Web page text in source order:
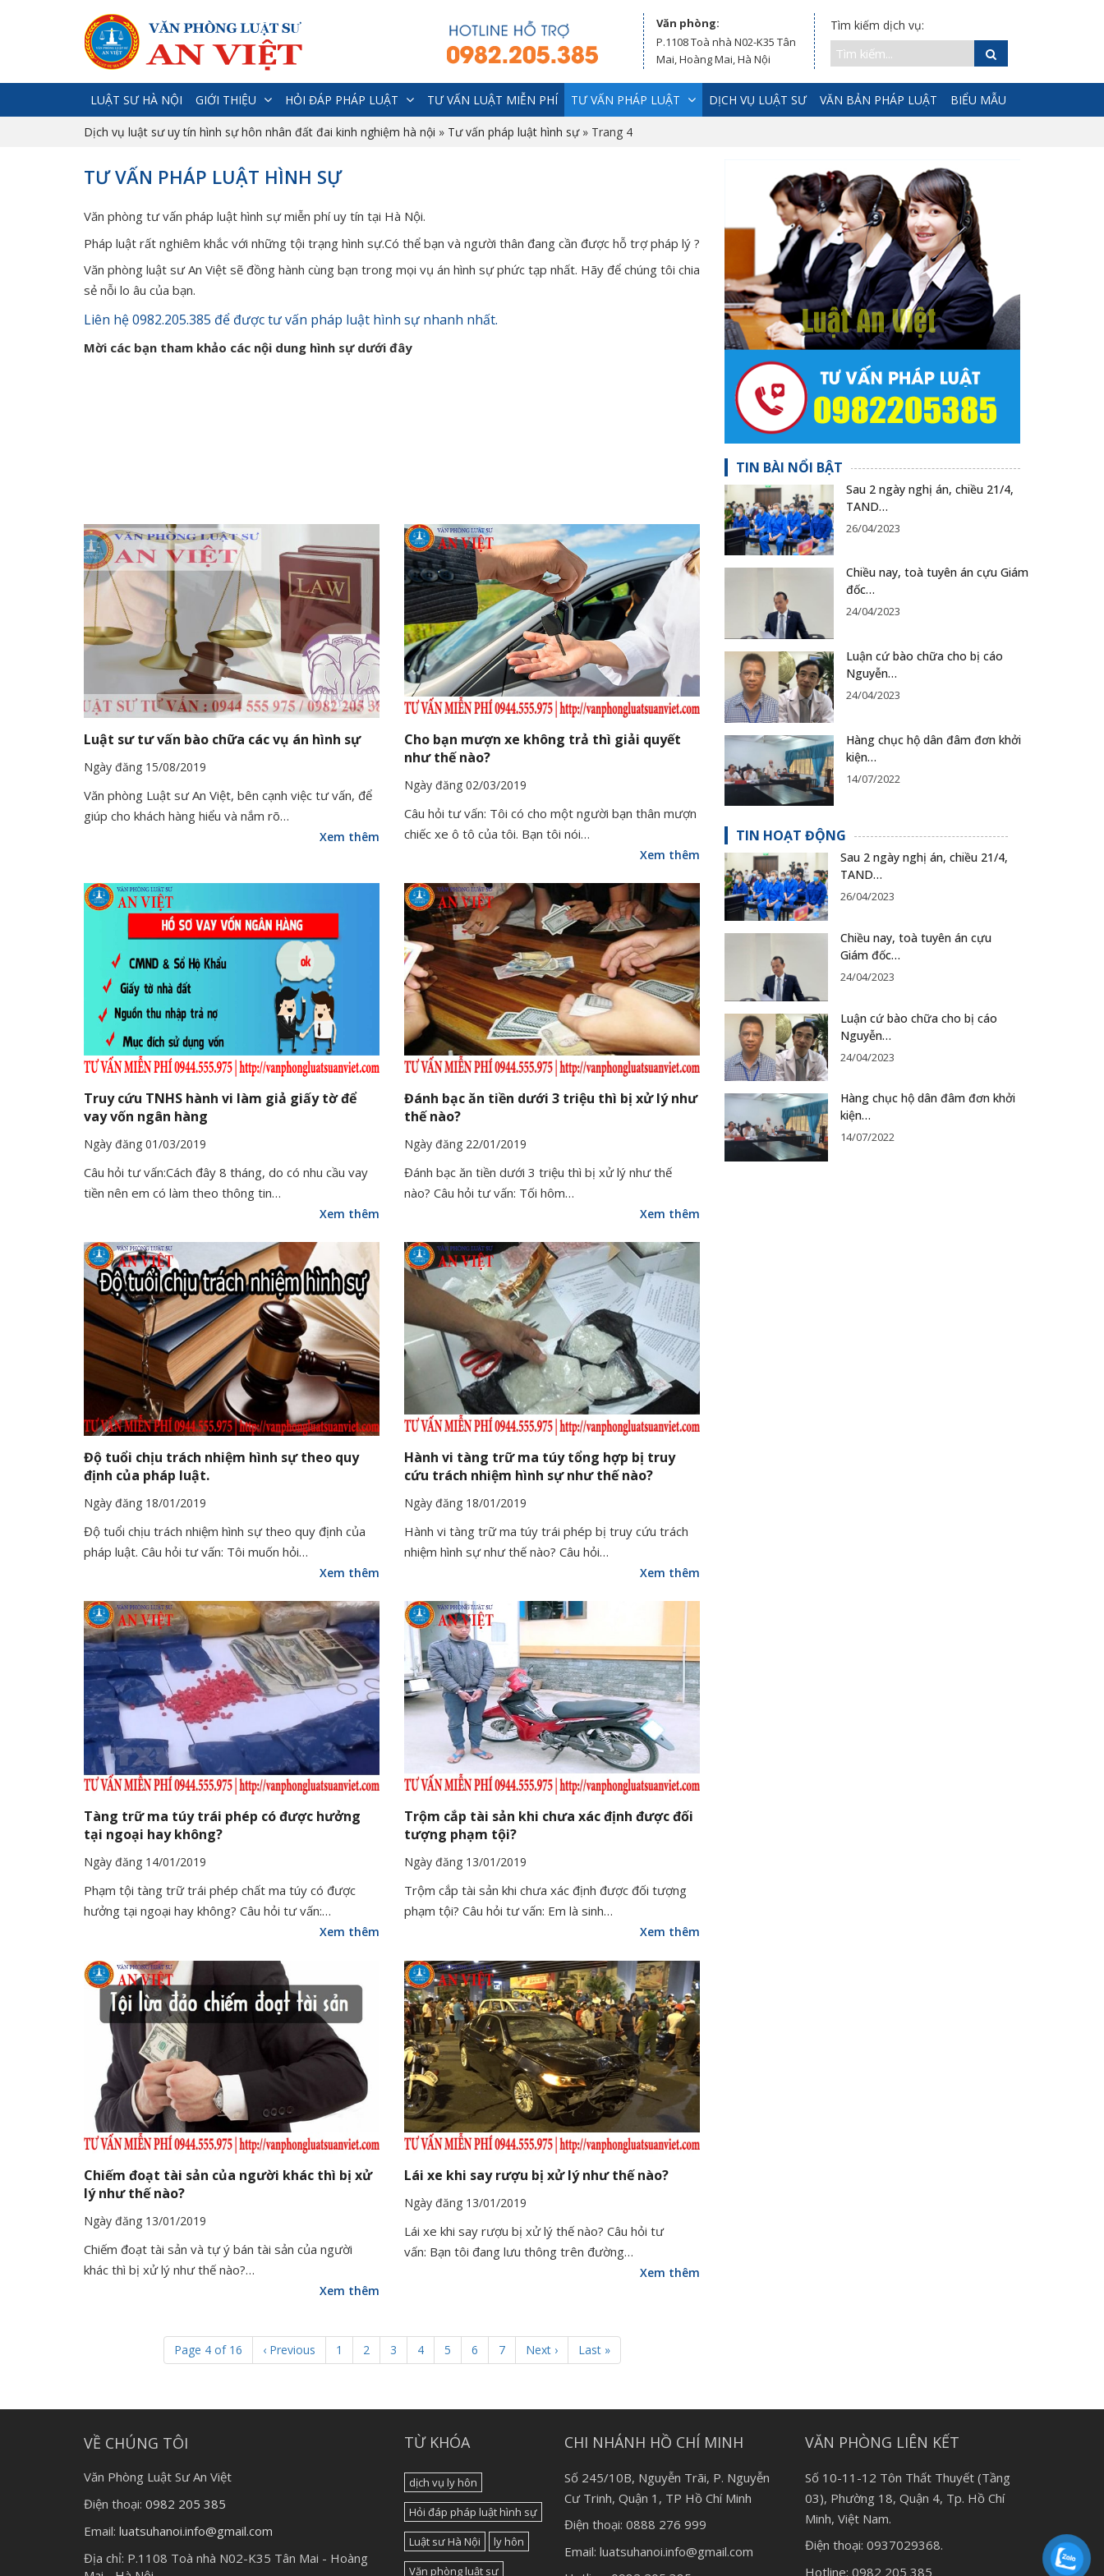
Văn phòng:
P.1108 Toà nhà N02-K35 Tân
Mai, Hoàng Mai, Hà Nội
Tìm kiếm dịch vụ:
LUẬT SƯ HÀ NỘI GIỚI THIỆU HỎI ĐÁP PHÁP LUẬT TƯ VẤN LUẬT MIỄN PHÍ TƯ VẤN PHÁP LUẬT DỊCH VỤ LUẬT SƯ VĂN BẢN PHÁP LUẬT BIỂU MẪU
Dịch vụ luật sư uy tín hình sự hôn nhân đất đai kinh nghiệm hà nội » Tư vấn pháp luật hình sự» Trang 4
TƯ VẤN PHÁP LUẬT HÌNH SỰ
Văn phòng tư vấn pháp luật hình sự miễn phí uy tín tại Hà Nội.
Pháp luật rất nghiêm khắc với những tội trạng hình sự.Có thể bạn và người thân đang cần được hỗ trợ pháp lý ?
Văn phòng luật sư An Việt sẽ đồng hành cùng bạn trong mọi vụ án hình sự phức tạp nhất. Hãy để chúng tôi chia
sẻ nỗi lo âu của bạn.
Liên hệ 0982.205.385 để được tư vấn pháp luật hình sự nhanh nhất.
Mời các bạn tham khảo các nội dung hình sự dưới đây
Luật sư tư vấn bào chữa các vụ án hình sự
Ngày đăng 15/08/2019
Văn phòng Luật sư An Việt, bên cạnh việc tư vấn, để
giúp cho khách hàng hiểu và nắm rõ…
Xem thêm
Cho bạn mượn xe không trả thì giải quyết
như thế nào?
Ngày đăng 02/03/2019
Câu hỏi tư vấn: Tôi có cho một người bạn thân mượn
chiếc xe ô tô của tôi. Bạn tôi nói…
Xem thêm
Truy cứu TNHS hành vi làm giả giấy tờ để
vay vốn ngân hàng
Ngày đăng 01/03/2019
Câu hỏi tư vấn:Cách đây 8 tháng, do có nhu cầu vay
tiền nên em có làm theo thông tin…
Xem thêm
Đánh bạc ăn tiền dưới 3 triệu thì bị xử lý như
thế nào?
Ngày đăng 22/01/2019
Đánh bạc ăn tiền dưới 3 triệu thì bị xử lý như thế
nào? Câu hỏi tư vấn: Tối hôm…
Xem thêm
Độ tuổi chịu trách nhiệm hình sự theo quy
định của pháp luật.
Ngày đăng 18/01/2019
Độ tuổi chịu trách nhiệm hình sự theo quy định của
pháp luật. Câu hỏi tư vấn: Tôi muốn hỏi…
Xem thêm
Hành vi tàng trữ ma túy tổng hợp bị truy
cứu trách nhiệm hình sự như thế nào?
Ngày đăng 18/01/2019
Hành vi tàng trữ ma túy trái phép bị truy cứu trách
nhiệm hình sự như thế nào? Câu hỏi…
Xem thêm
Tàng trữ ma túy trái phép có được hưởng
tại ngoại hay không?
Ngày đăng 14/01/2019
Phạm tội tàng trữ trái phép chất ma túy có được
hưởng tại ngoại hay không? Câu hỏi tư vấn:…
Xem thêm
Trộm cắp tài sản khi chưa xác định được đối
tượng phạm tội?
Ngày đăng 13/01/2019
Trộm cắp tài sản khi chưa xác định được đối tượng
phạm tội? Câu hỏi tư vấn: Em là sinh…
Xem thêm
Chiếm đoạt tài sản của người khác thì bị xử
lý như thế nào?
Ngày đăng 13/01/2019
Chiếm đoạt tài sản và tự ý bán tài sản của người
khác thì bị xử lý như thế nào?…
Xem thêm
Lái xe khi say rượu bị xử lý như thế nào?
Ngày đăng 13/01/2019
Lái xe khi say rượu bị xử lý thế nào? Câu hỏi tư
vấn: Bạn tôi đang lưu thông trên đường…
Xem thêm
Page 4 of 16 ‹ Previous 1 2 3 4 5 6 7 Next › Last »
TIN BÀI NỔI BẬT
Sau 2 ngày nghị án, chiều 21/4,
TAND…
26/04/2023
Chiều nay, toà tuyên án cựu Giám
đốc…
24/04/2023
Luận cứ bào chữa cho bị cáo
Nguyễn…
24/04/2023
Hàng chục hộ dân đâm đơn khởi
kiện…
14/07/2022
TIN HOẠT ĐỘNG
Sau 2 ngày nghị án, chiều 21/4,
TAND…
26/04/2023
Chiều nay, toà tuyên án cựu
Giám đốc…
24/04/2023
Luận cứ bào chữa cho bị cáo
Nguyễn…
24/04/2023
Hàng chục hộ dân đâm đơn khởi
kiện…
14/07/2022
VỀ CHÚNG TÔI
Văn Phòng Luật Sư An Việt
Điện thoại: 0982 205 385
Email: luatsuhanoi.info@gmail.com
Địa chỉ: P.1108 Toà nhà N02-K35 Tân Mai - Hoàng
TỪ KHÓA
dịch vụ ly hôn
Hỏi đáp pháp luật hình sự
Luật sư Hà Nội
ly hôn
Văn phòng luật sư
CHI NHÁNH HỒ CHÍ MINH
Số 245/10B, Nguyễn Trãi, P. Nguyễn
Cư Trinh, Quận 1, TP Hồ Chí Minh
Điện thoại: 0888 276 999
Email: luatsuhanoi.info@gmail.com
VĂN PHÒNG LIÊN KẾT
Số 10-11-12 Tôn Thất Thuyết (Tầng
03), Phường 18, Quận 4, Tp. Hồ Chí
Minh, Việt Nam.
Điện thoại: 0937029368.
Hotline: 0982 205 385